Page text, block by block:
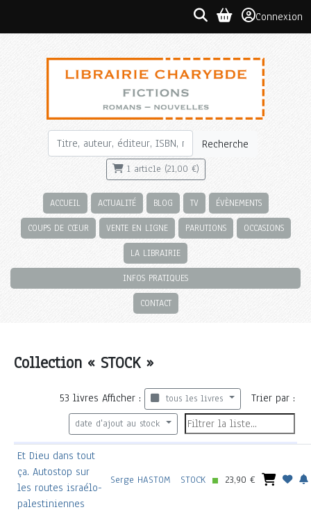
Connexion
Recherche
1 article (21,00 €)
ACCUEIL ACTUALITÉ BLOG TV ÉVÈNEMENTS
COUPS DE CŒUR VENTE EN LIGNE PARUTIONS OCCASIONS
LA LIBRAIRIE
INFOS PRATIQUES
CONTACT
Collection « STOCK »
53 livresAfficher : tous les livres Trier par :
date d'ajout au stock
Et Dieu dans tout
ça. Autostop sur
les routes israélo-
palestiniennes
Serge HASTOM STOCK 23,90 €